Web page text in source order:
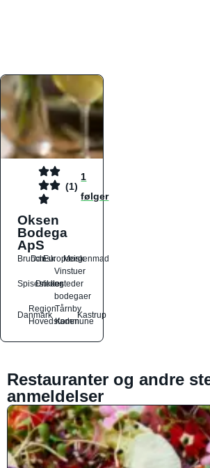
(1)
1
følger
Oksen
Bodega
ApS
Brunch
DanskEuropæiskMorgenmad
Spisesteder
Drikkesteder
Vinstuer
og
bodegaer
Danmark
Region
Hovedstaden
Tårnby
Kommune
Kastrup
Restauranter og andre
anmeldelser